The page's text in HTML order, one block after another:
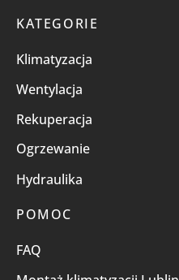
KATEGORIE
Klimatyzacja
Wentylacja
Rekuperacja
Ogrzewanie
Hydraulika
POMOC
FAQ